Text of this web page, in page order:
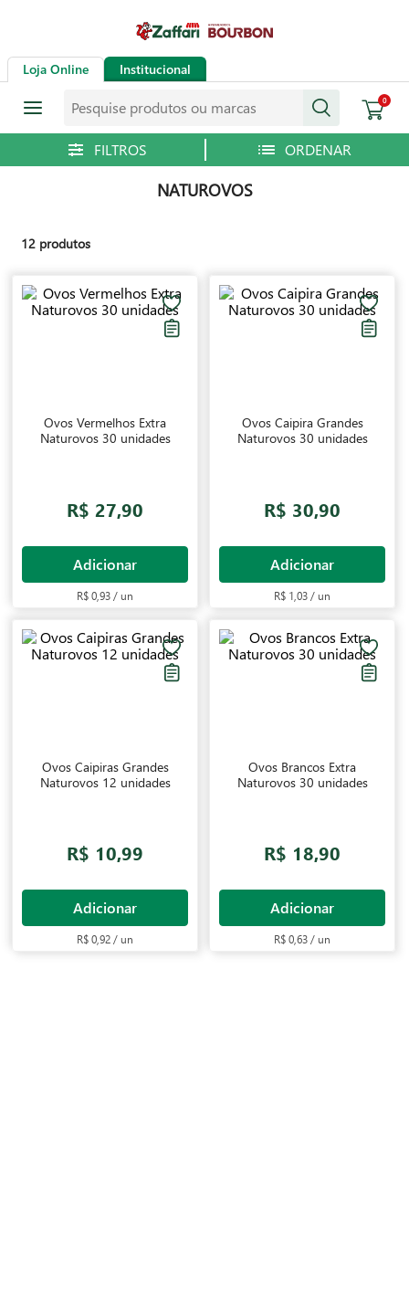
Loja Online Institucional
0
NATUROVOS
12 produtos
Ovos Vermelhos Extra
Naturovos 30 unidades
R$ 27,90
Adicionar
R$ 0,93 / un
Ovos Caipira Grandes
Naturovos 30 unidades
R$ 30,90
Adicionar
R$ 1,03 / un
Ovos Caipiras Grandes
Naturovos 12 unidades
R$ 10,99
Adicionar
R$ 0,92 / un
Ovos Brancos Extra
Naturovos 30 unidades
R$ 18,90
Adicionar
R$ 0,63 / un